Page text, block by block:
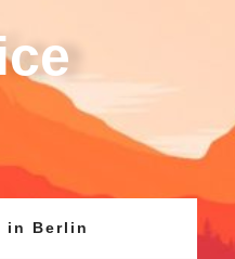
in Berlin